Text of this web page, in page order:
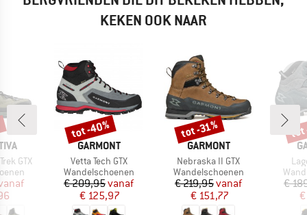
KEKEN OOK NAAR
GTX
prijs
MERK
GARMONT
Artikel
Vetta Tech GTX
Productgroep
Wandelschoenen
Prijs
€ 209,95Verlaagde prijs
vanaf
€ 125,97
Korting
tot -40%
MERK
GARMONT
Artikel
Nebraska II GTX
Productgroep
Wandelschoenen
Prijs
€ 219,95Verlaagde prijs
vanaf
€ 151,77
Korting
tot -31%
€
tot